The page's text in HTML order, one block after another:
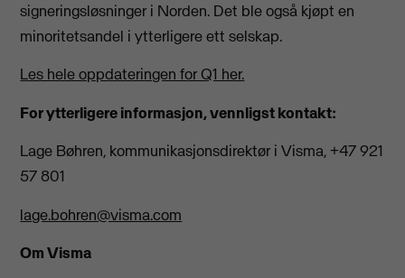
signeringsløsninger i Norden. Det ble også kjøpt en
minoritetsandel i ytterligere ett selskap.
Les hele oppdateringen for Q1 her.
For ytterligere informasjon, vennligst kontakt:
Lage Bøhren, kommunikasjonsdirektør i Visma, +47 921
57 801
lage.bohren@visma.com
Om Visma